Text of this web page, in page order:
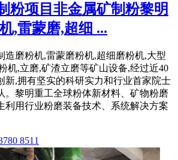
粉项目非金属矿制粉黎明
,雷蒙磨,超细 ...
造磨粉机,雷蒙磨粉机,超细磨粉机,大型
机,立磨,矿渣立磨等矿山设备,经过近40
新,拥有坚实的科研实力和行业首家院士
。黎明重工全球粉体新材料、矿物粉磨
利用行业粉磨装备技术、系统解决方案
8511